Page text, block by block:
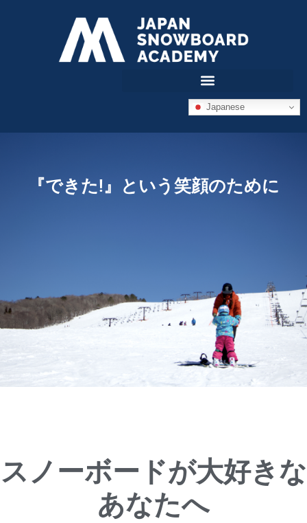
Japanese
『できた!』という笑顔のために
スノーボードが大好きな
あなたへ